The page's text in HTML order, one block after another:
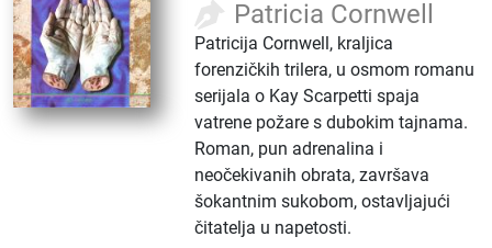
Patricia Cornwell
Patricija Cornwell, kraljica
forenzičkih trilera, u osmom romanu
serijala o Kay Scarpetti spaja
vatrene požare s dubokim tajnama.
Roman, pun adrenalina i
neočekivanih obrata, završava
šokantnim sukobom, ostavljajući
čitatelja u napetosti.